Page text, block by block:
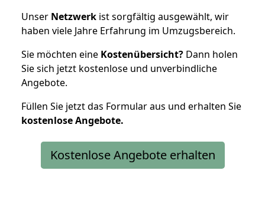
Unser Netzwerk ist sorgfältig ausgewählt, wir
haben viele Jahre Erfahrung im Umzugsbereich.
Sie möchten eine Kostenübersicht? Dann holen
Sie sich jetzt kostenlose und unverbindliche
Angebote.
Füllen Sie jetzt das Formular aus und erhalten Sie
kostenloseAngebote.
Kostenlose Angebote erhalten